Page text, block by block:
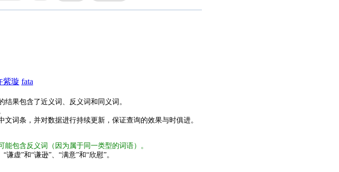
紫璇 fata
果包含了近义词、反义词和同义词。
词条，并对数据进行持续更新，保证查询的效果与时俱进。
包含反义词（因为属于同一类型的词语）。
虚”和“谦逊”、“满意”和“欣慰”。